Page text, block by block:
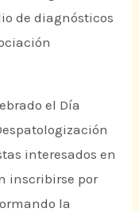
de diagnósticos
el Día
interesados en
inscribirse por
la